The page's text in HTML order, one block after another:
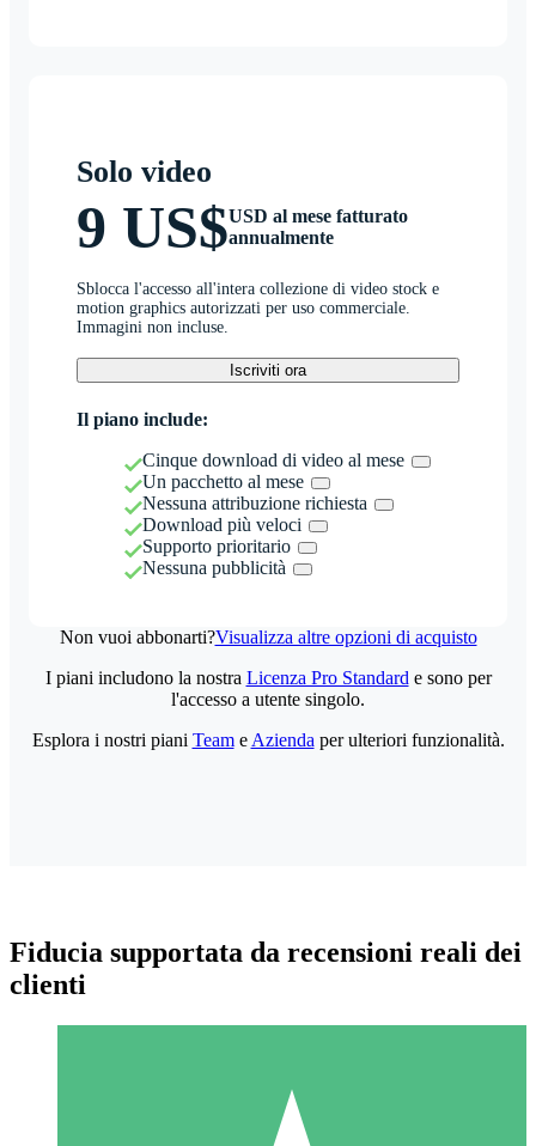
Solo video
9 US$USD al mese fatturato
annualmente
Sblocca l'accesso all'intera collezione di video stock e
motion graphics autorizzati per uso commerciale.
Immagini non incluse.
Iscriviti ora
Il piano include:
Cinque download di video al mese
Un pacchetto al mese
Nessuna attribuzione richiesta
Download più veloci
Supporto prioritario
Nessuna pubblicità
Non vuoi abbonarti?Visualizza altre opzioni di acquisto
I piani includono la nostra Licenza Pro Standard e sono per
l'accesso a utente singolo.
Esplora i nostri piani Teame Azienda per ulteriori funzionalità.
Fiducia supportata da recensioni reali dei
clienti